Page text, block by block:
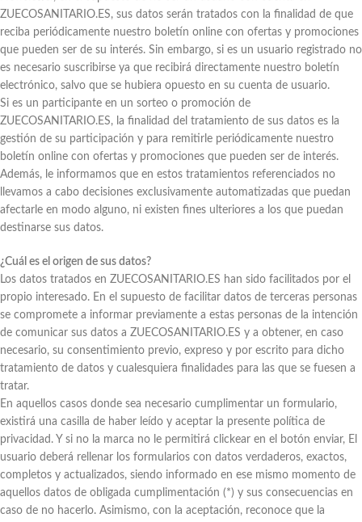
ZUECOSANITARIO.ES, sus datos serán tratados con la finalidad de que
reciba periódicamente nuestro boletín online con ofertas y promociones
que pueden ser de su interés. Sin embargo, si es un usuario registrado no
es necesario suscribirse ya que recibirá directamente nuestro boletín
electrónico, salvo que se hubiera opuesto en su cuenta de usuario.
Si es un participante en un sorteo o promoción de
ZUECOSANITARIO.ES, la finalidad del tratamiento de sus datos es la
gestión de su participación y para remitirle periódicamente nuestro
boletín online con ofertas y promociones que pueden ser de interés.
Además, le informamos que en estos tratamientos referenciados no
llevamos a cabo decisiones exclusivamente automatizadas que puedan
afectarle en modo alguno, ni existen fines ulteriores a los que puedan
destinarse sus datos.
¿Cuál es el origen de sus datos?
Los datos tratados en ZUECOSANITARIO.ES han sido facilitados por el
propio interesado. En el supuesto de facilitar datos de terceras personas
se compromete a informar previamente a estas personas de la intención
de comunicar sus datos a ZUECOSANITARIO.ES y a obtener, en caso
necesario, su consentimiento previo, expreso y por escrito para dicho
tratamiento de datos y cualesquiera finalidades para las que se fuesen a
tratar.
En aquellos casos donde sea necesario cumplimentar un formulario,
existirá una casilla de haber leído y aceptar la presente política de
privacidad. Y si no la marca no le permitirá clickear en el botón enviar, El
usuario deberá rellenar los formularios con datos verdaderos, exactos,
completos y actualizados, siendo informado en ese mismo momento de
aquellos datos de obligada cumplimentación (*) y sus consecuencias en
caso de no hacerlo. Asimismo, con la aceptación, reconoce que la